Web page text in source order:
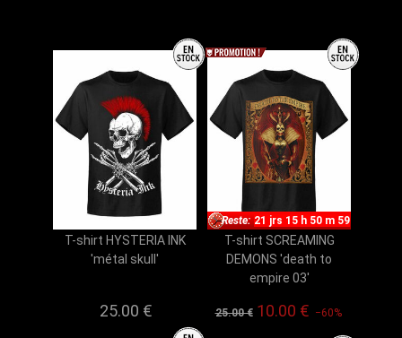
T-shirt HYSTERIA INK
'métal skull'
25.00 €
Reste:21 jrs 15 h 50 m 59
T-shirt SCREAMING
DEMONS 'death to
empire 03'
25.00 € 10.00 € −60%